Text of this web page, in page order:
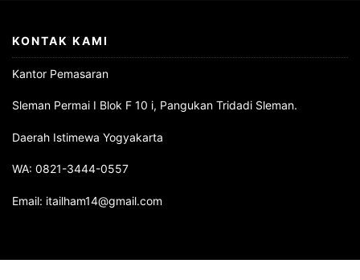
KONTAK KAMI
Kantor Pemasaran
Sleman Permai I Blok F 10 i, Pangukan Tridadi Sleman.
Daerah Istimewa Yogyakarta
WA: 0821-3444-0557
Email: itailham14@gmail.com